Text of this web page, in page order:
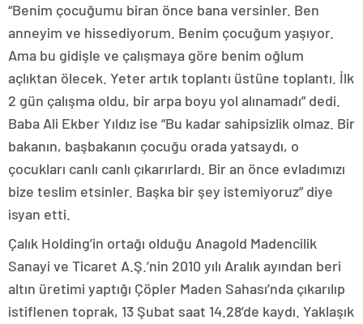
“Benim çocuğumu biran önce bana versinler. Ben
anneyim ve hissediyorum. Benim çocuğum yaşıyor.
Ama bu gidişle ve çalışmaya göre benim oğlum
açlıktan ölecek. Yeter artık toplantı üstüne toplantı. İlk
2 gün çalışma oldu, bir arpa boyu yol alınamadı” dedi.
Baba Ali Ekber Yıldız ise “Bu kadar sahipsizlik olmaz. Bir
bakanın, başbakanın çocuğu orada yatsaydı, o
çocukları canlı canlı çıkarırlardı. Bir an önce evladımızı
bize teslim etsinler. Başka bir şey istemiyoruz” diye
isyan etti.
Çalık Holding’in ortağı olduğu Anagold Madencilik
Sanayi ve Ticaret A.Ş.’nin 2010 yılı Aralık ayından beri
altın üretimi yaptığı Çöpler Maden Sahası’nda çıkarılıp
istiflenen toprak, 13 Şubat saat 14.28’de kaydı. Yaklaşık